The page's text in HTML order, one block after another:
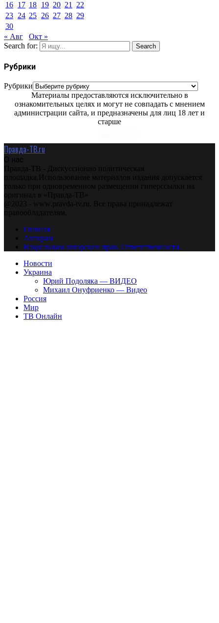
16 17 18 19 20 21 22
23 24 25 26 27 28 29
30
« Авг
Окт »
Search for:
Search
Рубрики
Рубрики
Материалы предоставляются исключительно в
ознакомительных целях и могут не совпадать с мнением
администрации сайта, и предназначены для лиц 18 лет и
старше
Правда-ТВ.ru
О нас
Правда-ТВ - Дискуссионно политическая
площадка.Использование материалов издания допускается
только при одновременном размещении гиперссылки на
оригинал в «Правда-ТВ»
@2023 - www.pravda-tv.ru. Все права принадлежат
правообладателям.
Главная
Авторам
Владельцам авторских прав. Ответственности.
Новости
Украина
Юрий Подоляка — ВИДЕО
Михаил Онуфриенко — Видео
Россия
Мир
ТВ Онлайн